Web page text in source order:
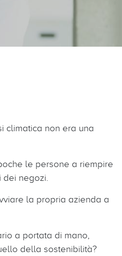
climatica non era una
le persone a riempire
negozi.
la propria azienda a
a portata di mano,
della sostenibilità?